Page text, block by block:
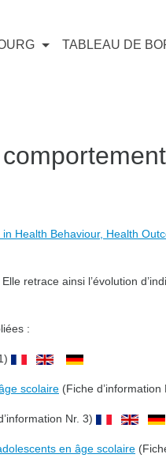
TABLEAU DE
Health Behaviour, Health
retrace ainsi l’évolution
:
scolaire (Fiche d’information
Nr. 3)
en âge scolaire